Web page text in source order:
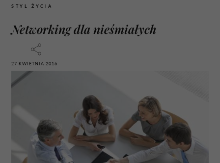
STYL ŻYCIA
Networking dla nieśmiałych
27 KWIETNIA 2016